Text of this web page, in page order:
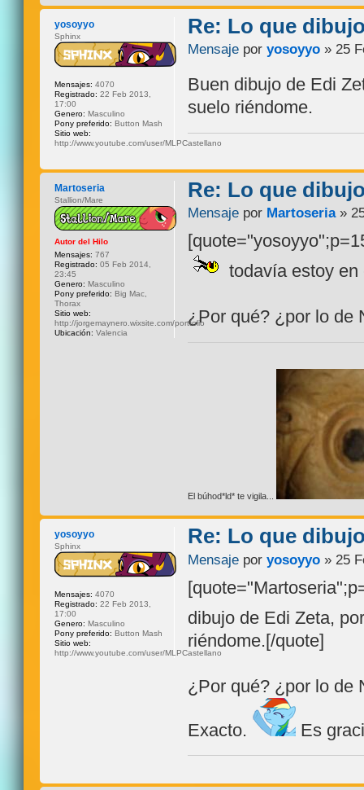
Re: Lo que
Mensaje poryosoyyo » 25
Buen dibujo de Edi
suelo riéndome.
yosoyyo
Sphinx
Mensajes: 4070
Registrado: 22 Feb 2013,
17:00
Genero: Masculino
Pony preferido: Button Mash
Sitio web:
http://www.youtube.com/user/MLPCastellano
Re: Lo que
Mensaje por Martoseria»
todavía estoy
¿Por qué? ¿por lo de
El búhod*ld* te vigila...
Martoseria
Stallion/Mare
Autor del Hilo
Mensajes: 767
Registrado: 05 Feb 2014,
23:45
Genero: Masculino
Pony preferido: Big Mac,
Thorax
Sitio web:
http://jorgemaynero.wixsite.com/portfolio
Ubicación: Valencia
Re: Lo que
Mensaje poryosoyyo » 25
dibujo de Edi Zeta,
riéndome.[/quote]
¿Por qué? ¿por lo de
Exacto. Es
yosoyyo
Sphinx
Mensajes: 4070
Registrado: 22 Feb 2013,
17:00
Genero: Masculino
Pony preferido: Button Mash
Sitio web:
http://www.youtube.com/user/MLPCastellano